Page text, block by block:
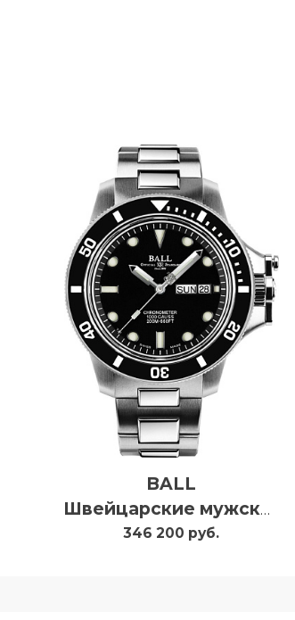
BALL
Швейцарские мужские часы с автоподзаводом Engineer Hydrocarbon Original DM2118B-SCJ-BK
346 200 руб.